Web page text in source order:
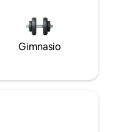
Gimnasio